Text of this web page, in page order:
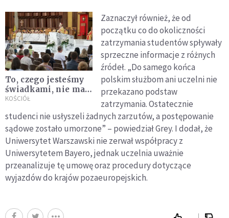
To, czego jesteśmy
świadkami, nie ma
nic wspólnego z
KOŚCIÓŁ
Zaznaczył również, że od
początku co do okoliczności
zatrzymania studentów spływały
sprzeczne informacje z różnych
źródeł. „Do samego końca
polskim służbom ani uczelni nie
przekazano podstaw
zatrzymania. Ostatecznie
studenci nie usłyszeli żadnych zarzutów, a postępowanie
sądowe zostało umorzone” – powiedział Grey. I dodał, że
Uniwersytet Warszawski nie zerwał współpracy z
Uniwersytetem Bayero, jednak uczelnia uważnie
przeanalizuje tę umowę oraz procedury dotyczące
wyjazdów do krajów pozaeuropejskich.